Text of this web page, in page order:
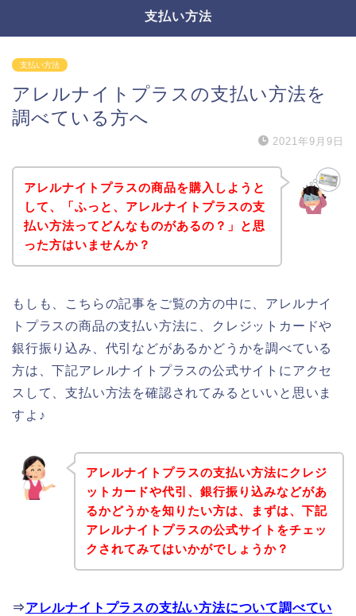
支払い方法
支払い方法
アレルナイトプラスの支払い方法を
調べている方へ
2021年9月9日
アレルナイトプラスの商品を購入しようと
して、「ふっと、アレルナイトプラスの支
払い方法ってどんなものがあるの？」と思
った方はいませんか？
もしも、こちらの記事をご覧の方の中に、アレルナイ
トプラスの商品の支払い方法に、クレジットカードや
銀行振り込み、代引などがあるかどうかを調べている
方は、下記アレルナイトプラスの公式サイトにアクセ
スして、支払い方法を確認されてみるといいと思いま
すよ♪
アレルナイトプラスの支払い方法にクレジ
ットカードや代引、銀行振り込みなどがあ
るかどうかを知りたい方は、まずは、下記
アレルナイトプラスの公式サイトをチェッ
クされてみてはいかがでしょうか？
⇒アレルナイトプラスの支払い方法について調べてい